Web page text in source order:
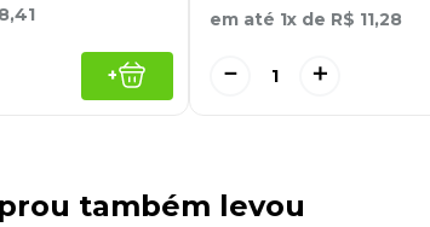
8,41
+
em até 1x de R$ 11,28
＋
－
também levou